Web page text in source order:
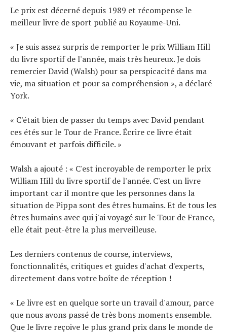
Le prix est décerné depuis 1989 et récompense le
meilleur livre de sport publié au Royaume-Uni.
« Je suis assez surpris de remporter le prix William Hill
du livre sportif de l'année, mais très heureux. Je dois
remercier David (Walsh) pour sa perspicacité dans ma
vie, ma situation et pour sa compréhension », a déclaré
York.
« C'était bien de passer du temps avec David pendant
ces étés sur le Tour de France. Écrire ce livre était
émouvant et parfois difficile. »
Walsh a ajouté : « C'est incroyable de remporter le prix
William Hill du livre sportif de l'année. C'est un livre
important car il montre que les personnes dans la
situation de Pippa sont des êtres humains. Et de tous les
êtres humains avec qui j'ai voyagé sur le Tour de France,
elle était peut-être la plus merveilleuse.
Les derniers contenus de course, interviews,
fonctionnalités, critiques et guides d'achat d'experts,
directement dans votre boîte de réception !
« Le livre est en quelque sorte un travail d'amour, parce
que nous avons passé de très bons moments ensemble.
Que le livre reçoive le plus grand prix dans le monde de